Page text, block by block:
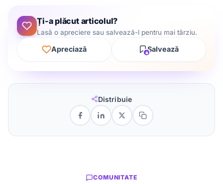
Ți-a plăcut articolul?
Lasă o apreciere sau salvează-l pentru mai târziu.
Apreciază Salvează
Distribuie
COMUNITATE